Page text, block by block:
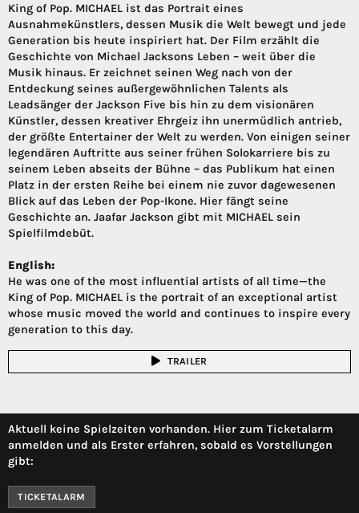
King of Pop. MICHAEL ist das Portrait eines
Ausnahmekünstlers, dessen Musik die Welt bewegt und jede
Generation bis heute inspiriert hat. Der Film erzählt die
Geschichte von Michael Jacksons Leben – weit über die
Musik hinaus. Er zeichnet seinen Weg nach von der
Entdeckung seines außergewöhnlichen Talents als
Leadsänger der Jackson Five bis hin zu dem visionären
Künstler, dessen kreativer Ehrgeiz ihn unermüdlich antrieb,
der größte Entertainer der Welt zu werden. Von einigen seiner
legendären Auftritte aus seiner frühen Solokarriere bis zu
seinem Leben abseits der Bühne – das Publikum hat einen
Platz in der ersten Reihe bei einem nie zuvor dagewesenen
Blick auf das Leben der Pop-Ikone. Hier fängt seine
Geschichte an. Jaafar Jackson gibt mit MICHAEL sein
Spielfilmdebüt.
English:
He was one of the most influential artists of all time—the
King of Pop. MICHAEL is the portrait of an exceptional artist
whose music moved the world and continues to inspire every
generation to this day.
TRAILER
Aktuell keine Spielzeiten vorhanden. Hier zum Ticketalarm
anmelden und als Erster erfahren, sobald es Vorstellungen
gibt:
TICKETALARM